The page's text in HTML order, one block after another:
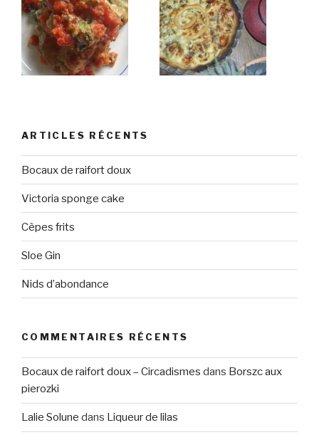
ARTICLES RÉCENTS
Bocaux de raifort doux
Victoria sponge cake
Cèpes frits
Sloe Gin
Nids d’abondance
COMMENTAIRES RÉCENTS
Bocaux de raifort doux – Circadismes dans Borszc aux
pierozki
Lalie Solune dans Liqueur de lilas